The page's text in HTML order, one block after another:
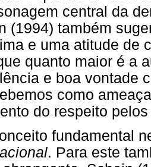
central da
(1994) também
e uma atitude de
quanto maior é a
e boa vontade
como
do respeito
fundamental
. Para este